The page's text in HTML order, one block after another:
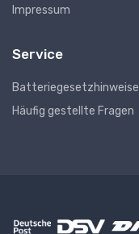
Impressum
Service
Batteriegesetzhinweise
Häufig gestellte Fragen